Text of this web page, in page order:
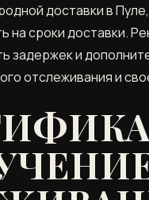
доставки в
на сроки доставки.
задержек и
отслеживания и